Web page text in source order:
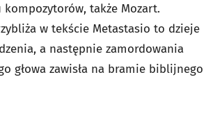
także Mozart.
w tekście Metastasio to dzieje
a następnie zamordowania
głowa zawisła na bramie biblijnego